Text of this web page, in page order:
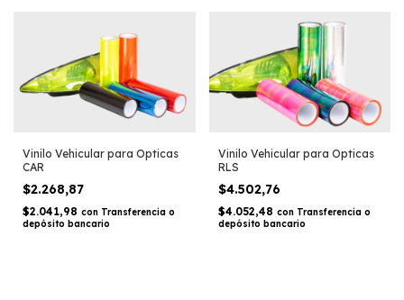
Vinilo Vehicular para Opticas
CAR
$2.268,87
$2.041,98 con Transferencia o
depósito bancario
Vinilo Vehicular para Opticas
RLS
$4.502,76
$4.052,48 con Transferencia o
depósito bancario